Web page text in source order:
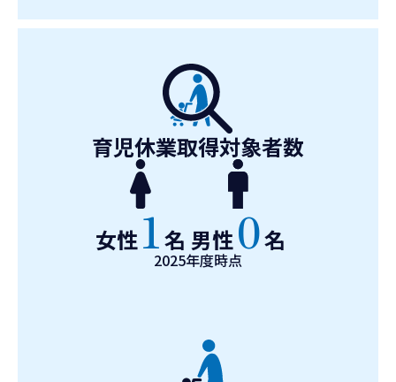
育児休業取得対象者数
女性1名 男性0名
2025年度時点